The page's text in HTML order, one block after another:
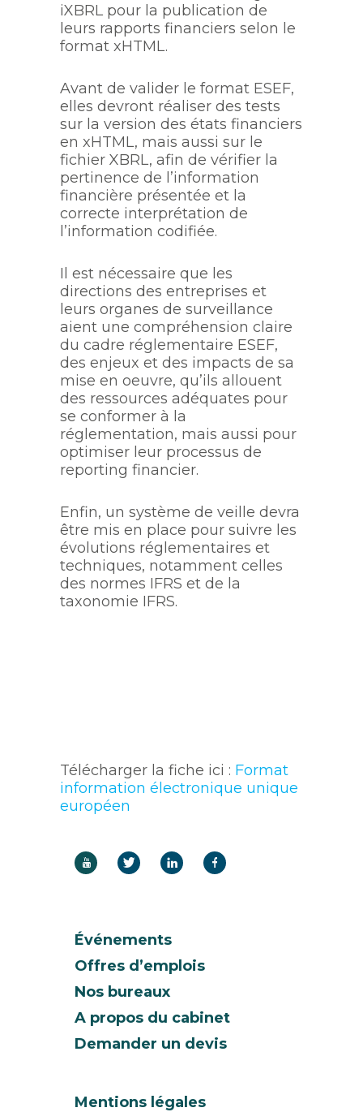
iXBRL pour la publication de
leurs rapports financiers selon le
format xHTML.
Avant de valider le format ESEF,
elles devront réaliser des tests
sur la version des états financiers
en xHTML, mais aussi sur le
fichier XBRL, afin de vérifier la
pertinence de l’information
financière présentée et la
correcte interprétation de
l’information codifiée.
Il est nécessaire que les
directions des entreprises et
leurs organes de surveillance
aient une compréhension claire
du cadre réglementaire ESEF,
des enjeux et des impacts de sa
mise en oeuvre, qu’ils allouent
des ressources adéquates pour
se conformer à la
réglementation, mais aussi pour
optimiser leur processus de
reporting financier.
Enfin, un système de veille devra
être mis en place pour suivre les
évolutions réglementaires et
techniques, notamment celles
des normes IFRS et de la
taxonomie IFRS.
Télécharger la fiche ici : Format
information électronique unique
européen
Événements
Offres d’emplois
Nos bureaux
A propos du cabinet
Demander un devis
Mentions légales